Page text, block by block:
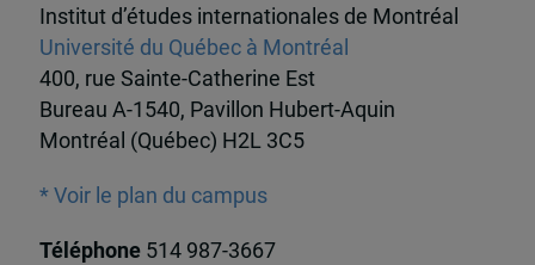
Institut d’études internationales de Montréal
Université du Québec à Montréal
400, rue Sainte-Catherine Est
Bureau A-1540, Pavillon Hubert-Aquin
Montréal (Québec) H2L 3C5
* Voir le plan du campus
Téléphone 514 987-3667